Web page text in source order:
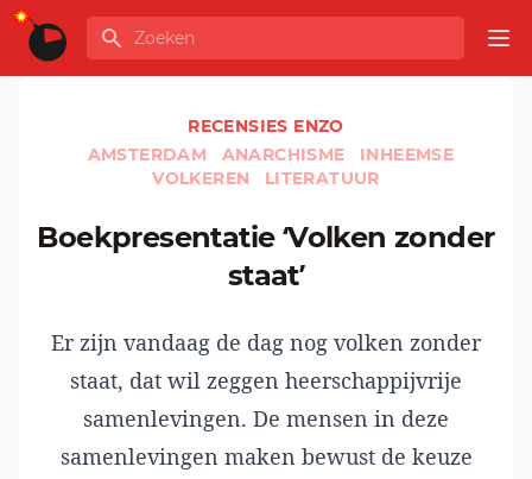
Ga naar de inhoud
GLOBALINFO
Zoeken
RECENSIES ENZO
AMSTERDAM
ANARCHISME
INHEEMSE
VOLKEREN
LITERATUUR
Boekpresentatie ‘Volken zonder
staat’
Er zijn vandaag de dag nog volken zonder
staat, dat wil zeggen heerschappijvrije
samenlevingen. De mensen in deze
samenlevingen maken bewust de keuze